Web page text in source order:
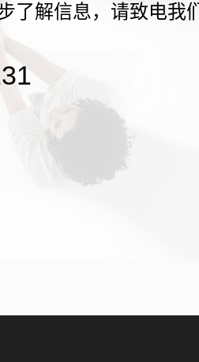
了解信息，请致电我